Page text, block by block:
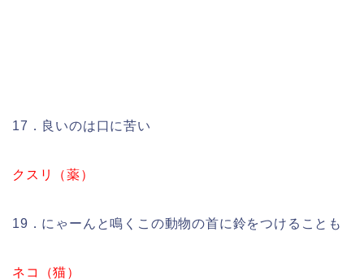
17．良いのは口に苦い
クスリ（薬）
19．にゃーんと鳴くこの動物の首に鈴をつけることも
ネコ（猫）